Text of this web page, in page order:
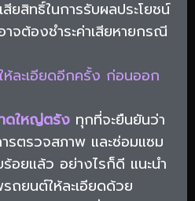
ยสิทธิ์ในการรับผลประโยชน์
าจต้องชำระค่าเสียหายกรณี
ละเอียดอีกครั้ง ก่อนออก
าดใหญ่ตรัง ทุกที่จะยืนยันว่า
รตรวจสภาพ และซ่อมแซม
ร้อยแล้ว อย่างไรก็ดี แนะนำ
ถยนต์ให้ละเอียดด้วย